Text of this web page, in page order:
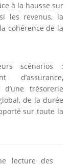
à la hausse sur
les revenus, la
cohérence de la
scénarios :
d’assurance,
trésorerie
de la durée
sur toute la
lecture des